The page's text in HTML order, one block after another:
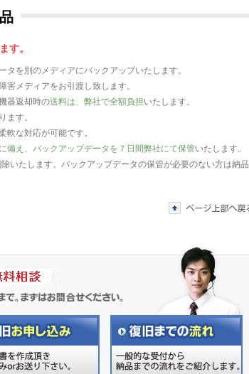
す。
を別のメディアにバックアップいたします。
害メディアをお引渡し致します。
器返却時の送料は、弊社で全額負担いたします。
ます。
軟な対応が可能です。
備え、バックアップデータを７日間弊社にて保管いたします。
いたします。バックアップデータの保管が必要のない方は納品